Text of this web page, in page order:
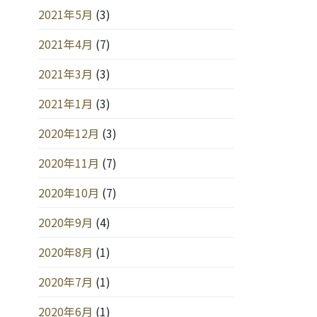
2021年5月 (3)
2021年4月 (7)
2021年3月 (3)
2021年1月 (3)
2020年12月 (3)
2020年11月 (7)
2020年10月 (7)
2020年9月 (4)
2020年8月 (1)
2020年7月 (1)
2020年6月 (1)